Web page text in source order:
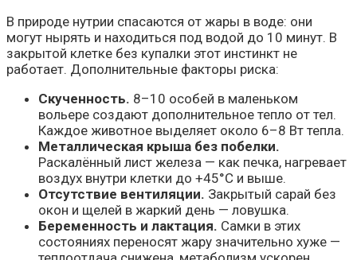
В природе нутрии спасаются от жары в воде: они
могут нырять и находиться под водой до 10 минут. В
закрытой клетке без купалки этот инстинкт не
работает. Дополнительные факторы риска:
Скученность. 8–10 особей в маленьком
вольере создают дополнительное тепло от тел.
Каждое животное выделяет около 6–8 Вт тепла.
Металлическая крыша без побелки.
Раскалённый лист железа — как печка, нагревает
воздух внутри клетки до +45°C и выше.
Отсутствие вентиляции. Закрытый сарай без
окон и щелей в жаркий день — ловушка.
Беременность и лактация. Самки в этих
состояниях переносят жару значительно хуже —